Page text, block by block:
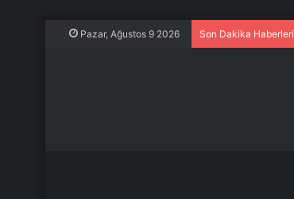
Pazar, Ağustos 9 2026 Son Dakika Haberleri